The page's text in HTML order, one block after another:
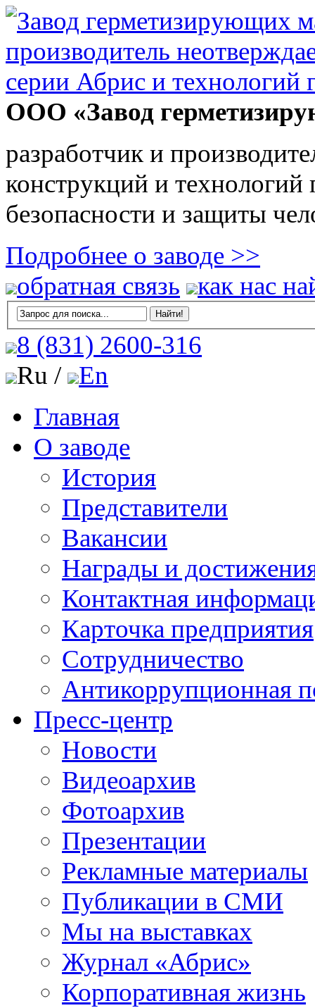
ООО «Завод
разработчик и
конструкций и
безопасности и защиты
Подробнее о заводе >>
обратная связь
как нас
8 (831) 2600-316
Ru /
En
Главная
О заводе
История
Представители
Вакансии
Награды и
Контактная
Карточка предприятия
Сотрудничество
Антикоррупционная
Пресс-центр
Новости
Видеоархив
Фотоархив
Презентации
Рекламные материалы
Публикации в СМИ
Мы на выставках
Журнал «Абрис»
Корпоративная жизнь